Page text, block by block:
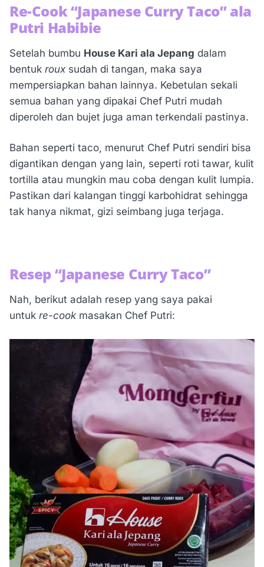
Re-Cook “Japanese Curry Taco” ala
Putri Habibie
Setelah bumbu House Kari ala Jepang dalam
bentuk roux sudah di tangan, maka saya
mempersiapkan bahan lainnya. Kebetulan sekali
semua bahan yang dipakai Chef Putri mudah
diperoleh dan bujet juga aman terkendali pastinya.
Bahan seperti taco, menurut Chef Putri sendiri bisa
digantikan dengan yang lain, seperti roti tawar, kulit
tortilla atau mungkin mau coba dengan kulit lumpia.
Pastikan dari kalangan tinggi karbohidrat sehingga
tak hanya nikmat, gizi seimbang juga terjaga.
Resep “Japanese Curry Taco”
Nah, berikut adalah resep yang saya pakai
untuk re-cook masakan Chef Putri: